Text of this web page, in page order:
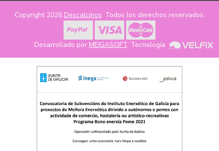
Copyright 2026 Descalcinos. Todos los derechos reservados.
Desarrollado por MEIGASOFT. Tecnología